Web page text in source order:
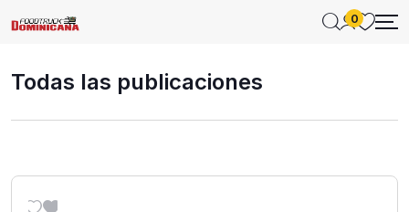
0
Todas las publicaciones